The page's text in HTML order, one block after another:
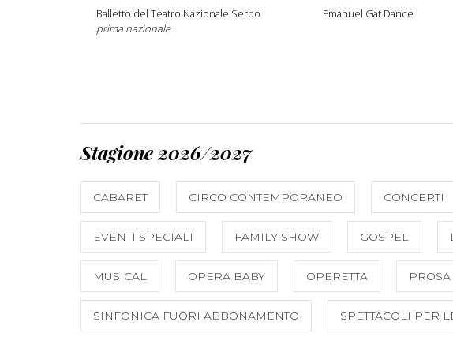
Balletto del Teatro Nazionale Serbo
prima nazionale
Emanuel Gat Dance
Stagione 2026/2027
CABARET CIRCO CONTEMPORANEO CONCERTI
EVENTI SPECIALI FAMILY SHOW GOSPEL
MUSICAL OPERA BABY OPERETTA PROSA
SINFONICA FUORI ABBONAMENTO SPETTACOLI PER